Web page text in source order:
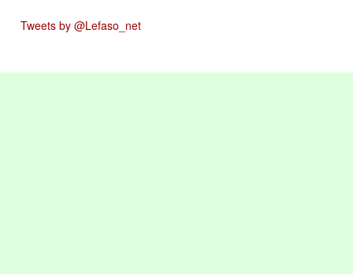
Tweets by @Lefaso_net